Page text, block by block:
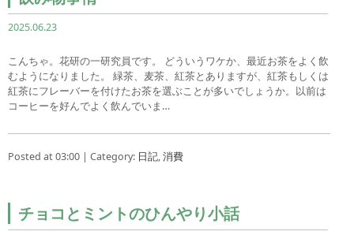
2025.06.23
こんちゃ。花研の一研究員です。 どういうワケか、最近お茶をよく飲
むようになりました。 緑茶、麦茶、紅茶とありますが、紅茶もしくは
紅茶にフレーバーを付けたお茶を選ぶことが多いでしょうか。以前は
コーヒーを好んでよく飲んでいま…
Posted at 03:00 | Category: 日記,消費
チョコとミントのひんやり小話